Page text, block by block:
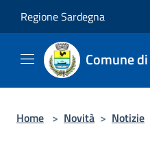
Regione Sardegna
Comune
Home > Novità > Notizie